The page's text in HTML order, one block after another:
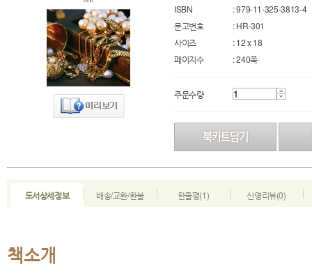
ISBN
: 979-11-325-3813-4
문고번호
: HR-301
사이즈
: 12 x 18
페이지수
: 240쪽
주문수량
도서상세정보 배송/교환/환불 한줄평(1) 신영리뷰(0)
책소개